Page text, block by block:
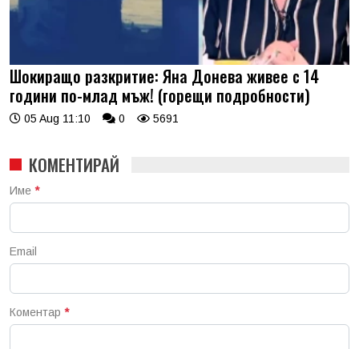
Шокиращо разкритие: Яна Донева живее с 14
години по-млад мъж! (горещи подробности)
05 Aug 11:10 0 5691
КОМЕНТИРАЙ
Име *
Email
Коментар *